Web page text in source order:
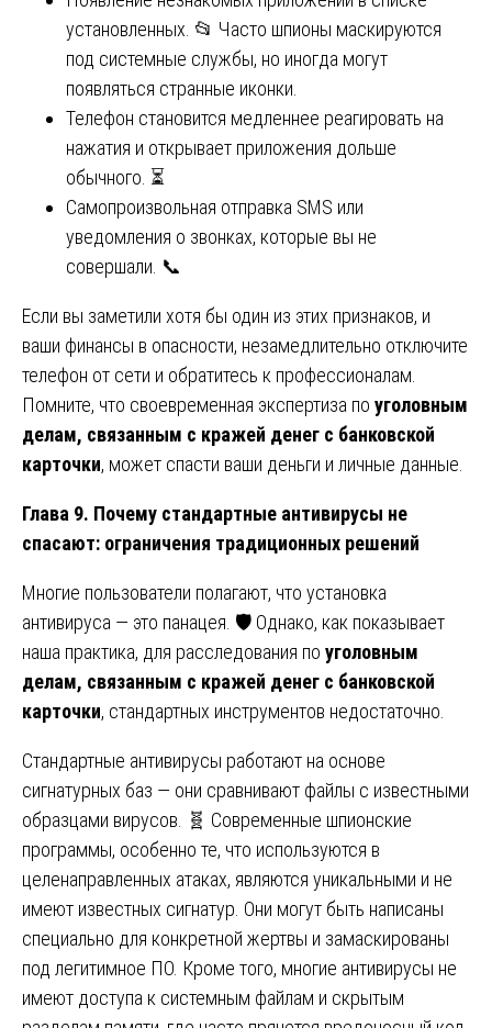
установленных. 📂 Часто шпионы маскируются
под системные службы, но иногда могут
появляться странные иконки.
Телефон становится медленнее реагировать на
нажатия и открывает приложения дольше
обычного. ⏳
Самопроизвольная отправка SMS или
уведомления о звонках, которые вы не
совершали. 📞
Если вы заметили хотя бы один из этих признаков, и
ваши финансы в опасности, незамедлительно отключите
телефон от сети и обратитесь к профессионалам.
Помните, что своевременная экспертиза по уголовным
делам, связанным с кражей денег с банковской
карточки, может спасти ваши деньги и личные данные.
Глава 9. Почему стандартные антивирусы не
спасают: ограничения традиционных решений
Многие пользователи полагают, что установка
антивируса — это панацея. 🛡️ Однако, как показывает
наша практика, для расследования по уголовным
делам, связанным с кражей денег с банковской
карточки, стандартных инструментов недостаточно.
Стандартные антивирусы работают на основе
сигнатурных баз — они сравнивают файлы с известными
образцами вирусов. 🧬 Современные шпионские
программы, особенно те, что используются в
целенаправленных атаках, являются уникальными и не
имеют известных сигнатур. Они могут быть написаны
специально для конкретной жертвы и замаскированы
под легитимное ПО. Кроме того, многие антивирусы не
имеют доступа к системным файлам и скрытым